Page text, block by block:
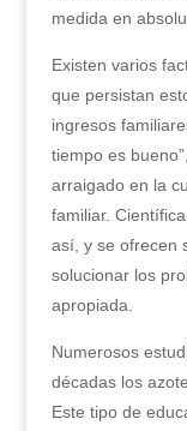
medida en
Existen varios
que persistan
ingresos
tiempo es
arraigado en la
familiar.
así, y se ofrecen
solucionar los
apropiada.
Numerosos
décadas los
Este tipo de